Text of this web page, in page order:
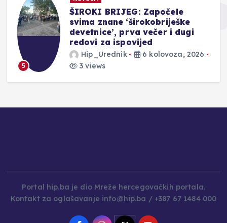
5
ŠIROKI BRIJEG: Započele
svima znane ‘širokobriješke
devetnice’, prva večer i dugi
redovi za ispovijed
Hip_Urednik
6 kolovoza, 2026
3 views
Portal hip.ba je dio Mreže hercegovačkih portala.
Kontakt za oglašavanje info@hip.ba / +387 67 1484 000